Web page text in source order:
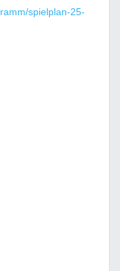
spielplan-25-